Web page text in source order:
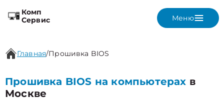
Комп
Сервис
Меню
Главная/Прошивка BIOS
Прошивка BIOS на компьютерах в
Москве